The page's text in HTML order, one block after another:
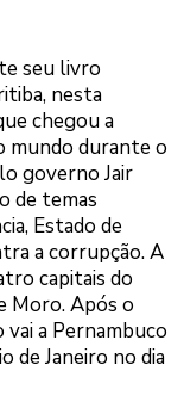
seu livro
nesta
chegou a
mundo durante o
governo Jair
de temas
Estado de
a corrupção. A
capitais do
Moro. Após o
a Pernambuco
de Janeiro no dia